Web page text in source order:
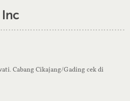
Cabang Cikajang/Gading cek di